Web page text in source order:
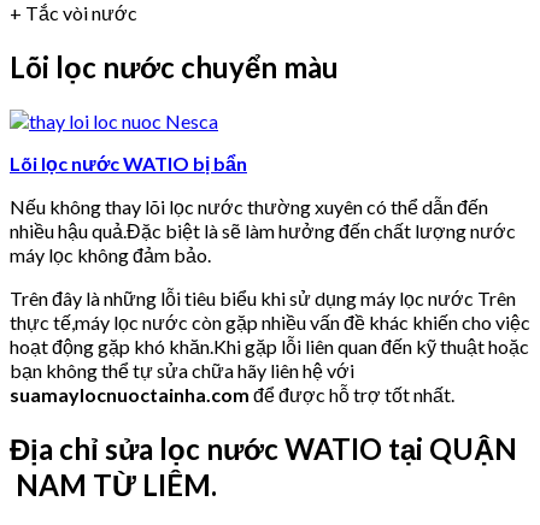
+ Tắc vòi nước
Lõi lọc nước chuyển màu
Lõi lọc nước WATIO bị bẩn
Nếu không thay lõi lọc nước thường xuyên có thể dẫn đến
nhiều hậu quả.Đặc biệt là sẽ làm hưởng đến chất lượng nước
máy lọc không đảm bảo.
Trên đây là những lỗi tiêu biểu khi sử dụng máy lọc nước Trên
thực tế,máy lọc nước còn gặp nhiều vấn đề khác khiến cho việc
hoạt động gặp khó khăn.Khi gặp lỗi liên quan đến kỹ thuật hoặc
bạn không thể tự sửa chữa hãy liên hệ với
suamaylocnuoctainha.com để được hỗ trợ tốt nhất.
Địa chỉ sửa lọc nước WATIO tại QUẬN
NAM TỪ LIÊM.